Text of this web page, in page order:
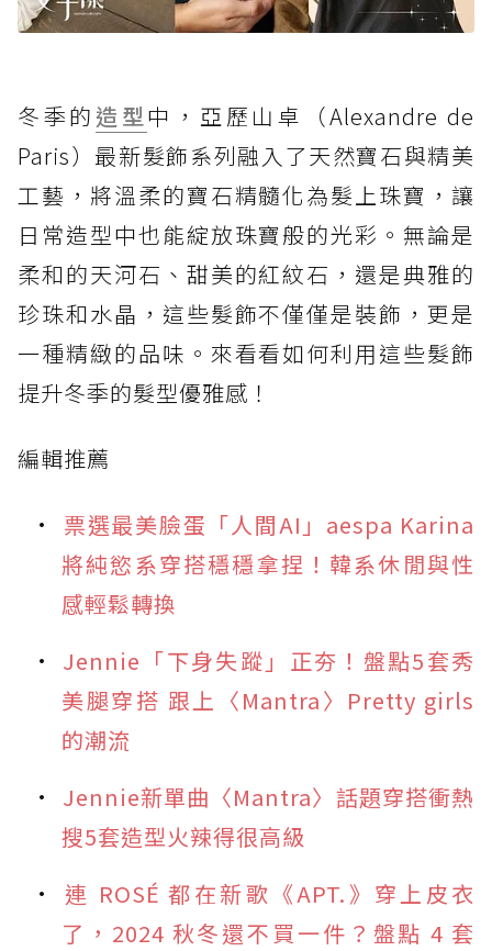
冬季的 造型中，亞歷山卓（Alexandre de
Paris）最新髮飾系列融入了天然寶石與精美
工藝，將溫柔的寶石精髓化為髮上珠寶，讓
日常造型中也能綻放珠寶般的光彩。無論是
柔和的天河石、甜美的紅紋石，還是典雅的
珍珠和水晶，這些髮飾不僅僅是裝飾，更是
一種精緻的品味。來看看如何利用這些髮飾
提升冬季的髮型優雅感！
編輯推薦
票選最美臉蛋「人間AI」aespa Karina
將純慾系穿搭穩穩拿捏！韓系休閒與性
感輕鬆轉換
Jennie「下身失蹤」正夯！盤點5套秀
美腿穿搭 跟上〈Mantra〉Pretty girls
的潮流
Jennie新單曲〈Mantra〉話題穿搭衝熱
搜5套造型火辣得很高級
連 ROSÉ 都在新歌《APT.》穿上皮衣
了，2024 秋冬還不買一件？盤點 4 套